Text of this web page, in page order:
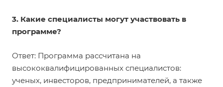
3. Какие специалисты могут участвовать в
программе?
Ответ: Программа рассчитана на
высококвалифицированных специалистов:
ученых, инвесторов, предпринимателей, а также